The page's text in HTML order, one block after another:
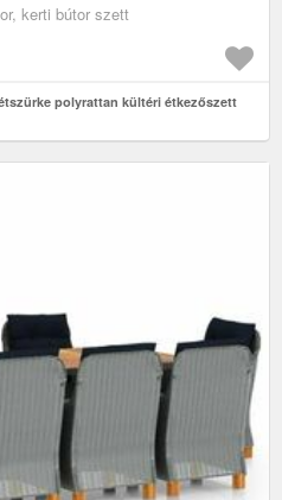
kerti bútor szett
polyrattan kültéri étkezőszett